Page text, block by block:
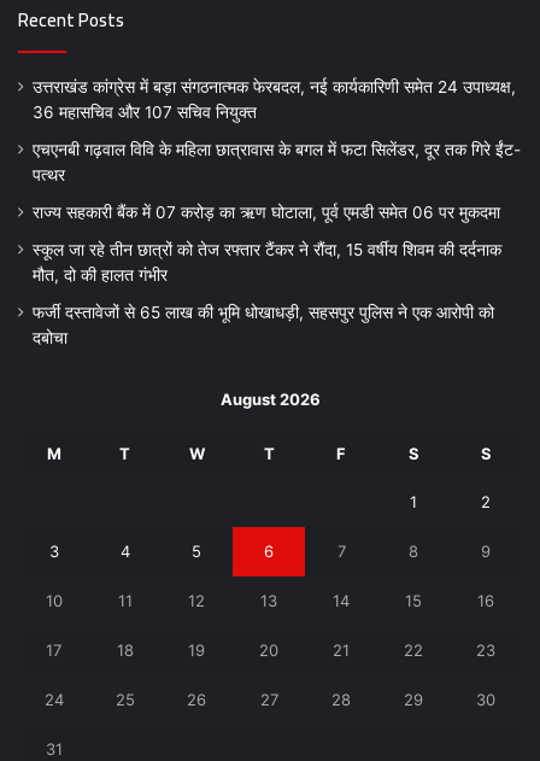
Recent Posts
उत्तराखंड कांग्रेस में बड़ा संगठनात्मक फेरबदल, नई कार्यकारिणी समेत 24 उपाध्यक्ष,
36 महासचिव और 107 सचिव नियुक्त
एचएनबी गढ़वाल विवि के महिला छात्रावास के बगल में फटा सिलेंडर, दूर तक गिरे ईंट-
पत्थर
राज्य सहकारी बैंक में 07 करोड़ का ऋण घोटाला, पूर्व एमडी समेत 06 पर मुकदमा
स्कूल जा रहे तीन छात्रों को तेज रफ्तार टैंकर ने रौंदा, 15 वर्षीय शिवम की दर्दनाक
मौत, दो की हालत गंभीर
फर्जी दस्तावेजों से 65 लाख की भूमि धोखाधड़ी, सहसपुर पुलिस ने एक आरोपी को
दबोचा
August 2026
M T W T F S S
1 2
3 4 5 6 7 8 9
10 11 12 13 14 15 16
17 18 19 20 21 22 23
24 25 26 27 28 29 30
31